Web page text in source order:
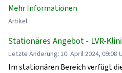
Mehr Informationen
Artikel
Stationäres Angebot - LVR-
Letzte Änderung: 10. April 2024, 09:08
Im stationären Bereich verfügt